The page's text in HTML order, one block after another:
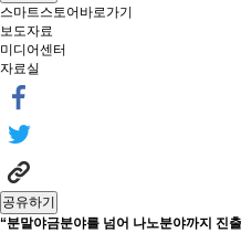
스마트스토어바로가기
보도자료
미디어센터
자료실
공유하기
“분말야금분야를 넘어 나노분야까지 진